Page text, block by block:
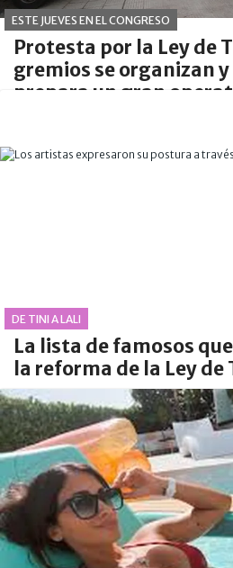
ESTE JUEVES EN EL CONGRESO
Protesta por la Ley de
gremios se organizan
prepara un gran
DE TINI A LALI
La lista de famosos
la reforma de la Ley de